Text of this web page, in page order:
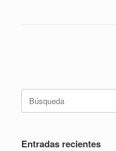
Buscar:
Entradas recientes